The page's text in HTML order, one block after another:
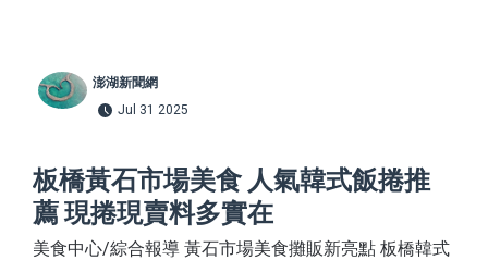
澎湖新聞網
Jul 31 2025
板橋黃石市場美食 人氣韓式飯捲推
薦 現捲現賣料多實在
美食中心/綜合報導 黃石市場美食攤販新亮點 板橋韓式